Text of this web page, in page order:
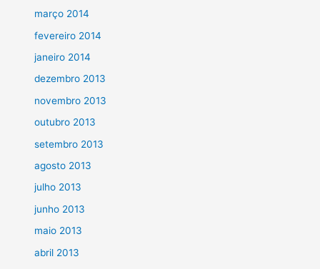
março 2014
fevereiro 2014
janeiro 2014
dezembro 2013
novembro 2013
outubro 2013
setembro 2013
agosto 2013
julho 2013
junho 2013
maio 2013
abril 2013